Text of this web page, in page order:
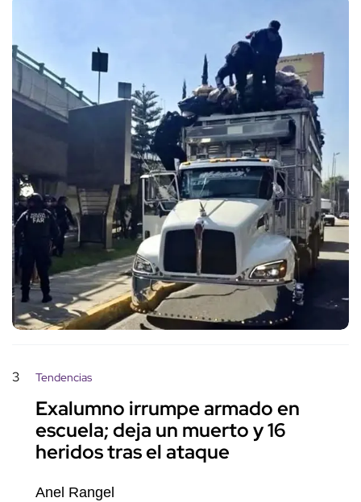
3 Tendencias
Exalumno irrumpe armado en
escuela; deja un muerto y 16
heridos tras el ataque
Anel Rangel